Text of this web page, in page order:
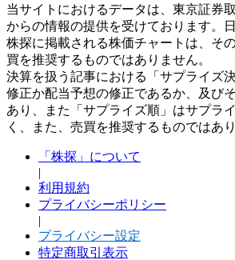
当サイトにおけるデータは、東京証券
からの情報の提供を受けております。
株探に掲載される株価チャートは、そ
買を推奨するものではありません。
決算を扱う記事における「サプライズ
修正か配当予想の修正であるか、及び
あり、また「サプライズ順」はサプラ
く、また、売買を推奨するものではあり
「株探」について
|
利用規約
プライバシーポリシー
|
プライバシー設定
特定商取引表示